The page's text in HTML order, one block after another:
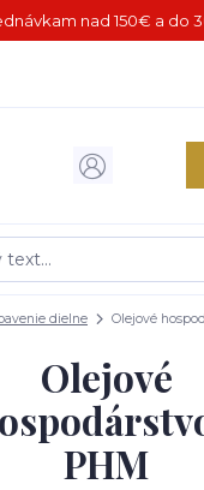
nad 150€ a do
dielne Olejové
Olejové
PHM